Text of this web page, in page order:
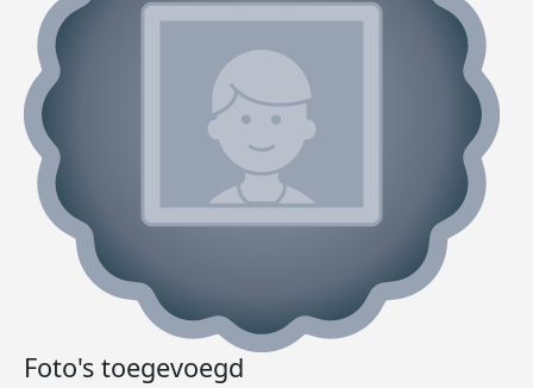
Foto's toegevoegd